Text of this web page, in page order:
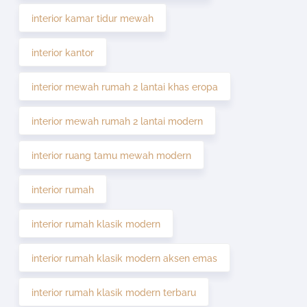
interior kamar tidur mewah
interior kantor
interior mewah rumah 2 lantai khas eropa
interior mewah rumah 2 lantai modern
interior ruang tamu mewah modern
interior rumah
interior rumah klasik modern
interior rumah klasik modern aksen emas
interior rumah klasik modern terbaru